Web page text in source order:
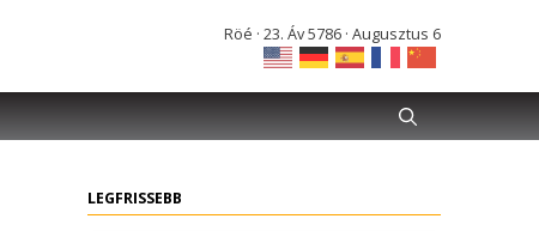
Röé · 23. Áv 5786 · Augusztus 6
LEGFRISSEBB